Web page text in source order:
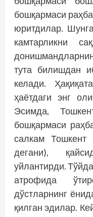
бошқармаси
юритдилар.
камтарликни
тута билишдан
келади.
ҳаётдаги энг
Эсимда,
бошқармаси
салкам Тошкент
дегани),
уйлантирди.
атрофида
дўстларнинг
қилган эдилар.